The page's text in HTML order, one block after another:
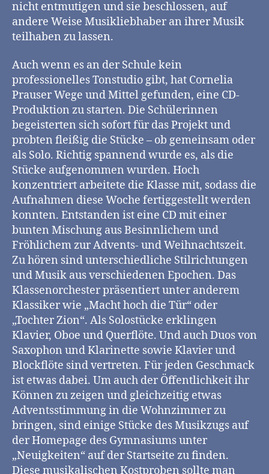
nicht entmutigen und sie beschlossen, auf
andere Weise Musikliebhaber an ihrer Musik
teilhaben zu lassen.
Auch wenn es an der Schule kein
professionelles Tonstudio gibt, hat Cornelia
Prauser Wege und Mittel gefunden, eine CD-
Produktion zu starten. Die Schülerinnen
begeisterten sich sofort für das Projekt und
probten fleißig die Stücke – ob gemeinsam oder
als Solo. Richtig spannend wurde es, als die
Stücke aufgenommen wurden. Hoch
konzentriert arbeitete die Klasse mit, sodass die
Aufnahmen diese Woche fertiggestellt werden
konnten. Entstanden ist eine CD mit einer
bunten Mischung aus Besinnlichem und
Fröhlichem zur Advents- und Weihnachtszeit.
Zu hören sind unterschiedliche Stilrichtungen
und Musik aus verschiedenen Epochen. Das
Klassenorchester präsentiert unter anderem
Klassiker wie „Macht hoch die Tür“ oder
„Tochter Zion“. Als Solostücke erklingen
Klavier, Oboe und Querflöte. Und auch Duos von
Saxophon und Klarinette sowie Klavier und
Blockflöte sind vertreten. Für jeden Geschmack
ist etwas dabei. Um auch der Öffentlichkeit ihr
Können zu zeigen und gleichzeitig etwas
Adventsstimmung in die Wohnzimmer zu
bringen, sind einige Stücke des Musikzugs auf
der Homepage des Gymnasiums unter
„Neuigkeiten“ auf der Startseite zu finden.
Diese musikalischen Kostproben sollte man